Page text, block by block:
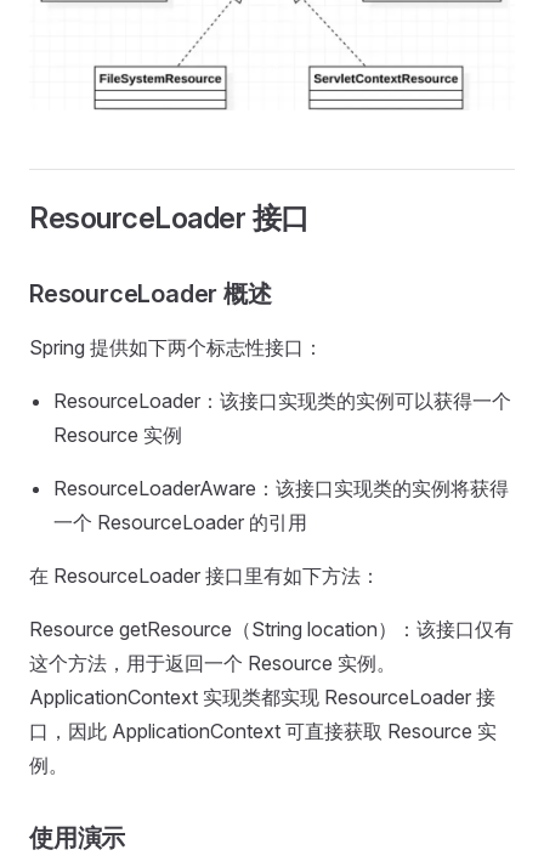
ResourceLoader 接口
ResourceLoader 概述
Spring 提供如下两个标志性接口：
ResourceLoader：该接口实现类的实例可以获得一个
Resource 实例
ResourceLoaderAware：该接口实现类的实例将获得
一个 ResourceLoader 的引用
在 ResourceLoader 接口里有如下方法：
Resource getResource（String location）：该接口仅有
这个方法，用于返回一个 Resource 实例。
ApplicationContext 实现类都实现 ResourceLoader 接
口，因此 ApplicationContext 可直接获取 Resource 实
例。
使用演示